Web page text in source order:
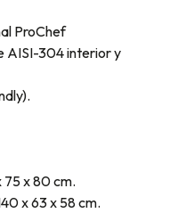
ProChef
AISI-304 interior y
75 x 80 cm.
x 63 x 58 cm.